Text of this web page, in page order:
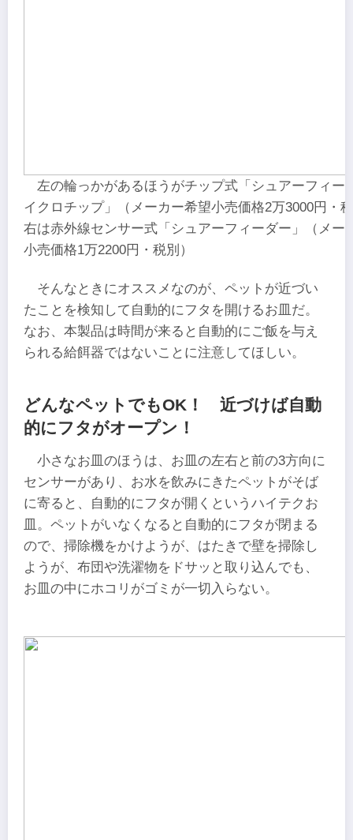
左の輪っかがあるほうがチップ式「シュアーフィー
イクロチップ」（メーカー希望小売価格2万3000円・
右は赤外線センサー式「シュアーフィーダー」（メー
小売価格1万2200円・税別）
そんなときにオススメなのが、ペットが近づい
たことを検知して自動的にフタを開けるお皿だ。
なお、本製品は時間が来ると自動的にご飯を与え
られる給餌器ではないことに注意してほしい。
どんなペットでもOK！ 近づけば自動
的にフタがオープン！
小さなお皿のほうは、お皿の左右と前の3方向に
センサーがあり、お水を飲みにきたペットがそば
に寄ると、自動的にフタが開くというハイテクお
皿。ペットがいなくなると自動的にフタが閉まる
ので、掃除機をかけようが、はたきで壁を掃除し
ようが、布団や洗濯物をドサッと取り込んでも、
お皿の中にホコリがゴミが一切入らない。